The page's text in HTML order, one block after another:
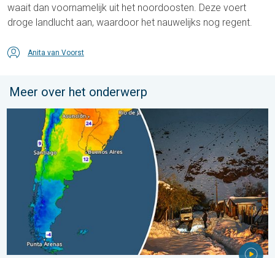
waait dan voornamelijk uit het noordoosten. Deze voert
droge landlucht aan, waardoor het nauwelijks nog regent.
Anita van Voorst
Meer over het onderwerp
Wintergroet uit het zuidelijk halfrond. Veel sneeuw in de